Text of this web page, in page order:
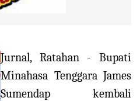
Jurnal, Ratahan - Bupati
Minahasa Tenggara James
Sumendap kembali